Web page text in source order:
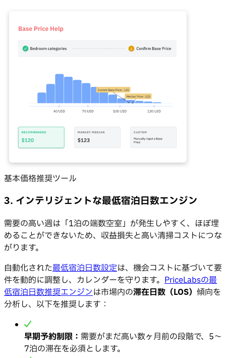
基本価格推奨ツール
3. インテリジェントな最低宿泊日数エンジン
需要の高い週は「1泊の端数空室」が発生しやすく、ほぼ埋
めることができないため、収益損失と高い清掃コストにつな
がります。
自動化された最低宿泊日数設定は、機会コストに基づいて要
件を動的に調整し、カレンダーを守ります。 PriceLabsの最
低宿泊日数推奨エンジンは市場内の滞在日数（LOS） 傾向を
分析し、以下を推奨します：
早期予約制限： 需要がまだ高い数ヶ月前の段階で、5〜
7泊の滞在を必須とします。